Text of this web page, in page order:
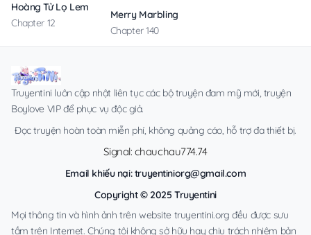
Hoàng Tử Lọ Lem
Chapter 12
Merry Marbling
Chapter 140
Truyentini luôn cập nhật liên tục các bộ truyện đam mỹ mới, truyện
Boylove VIP để phục vụ độc giả.
Đọc truyện hoàn toàn miễn phí, không quảng cáo, hỗ trợ đa thiết bị.
Signal: chauchau774.74
Email khiếu nại:truyentiniorg@gmail.com
Copyright © 2025 Truyentini
Mọi thông tin và hình ảnh trên website truyentini.org đều được sưu
tầm trên Internet. Chúng tôi không sở hữu hay chịu trách nhiệm bản